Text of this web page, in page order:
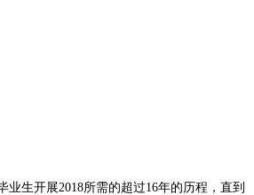
生开展2018所需的超过16年的历程，直到